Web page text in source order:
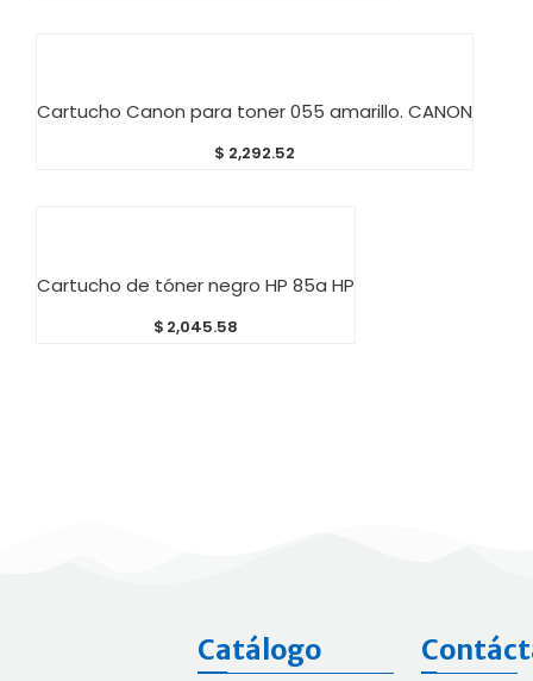
Cartucho Canon para toner 055 amarillo. CANON
$ 2,292.52
Cartucho de tóner negro HP 85a HP
$ 2,045.58
Catálogo